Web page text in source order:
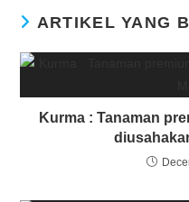
ARTIKEL YANG
Kurma : Tanaman